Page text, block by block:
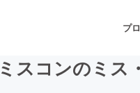
プ
スコンのミス